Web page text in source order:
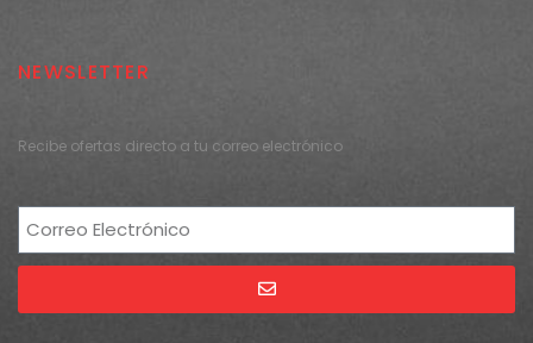
NEWSLETTER
Recibe ofertas directo a tu correo electrónico